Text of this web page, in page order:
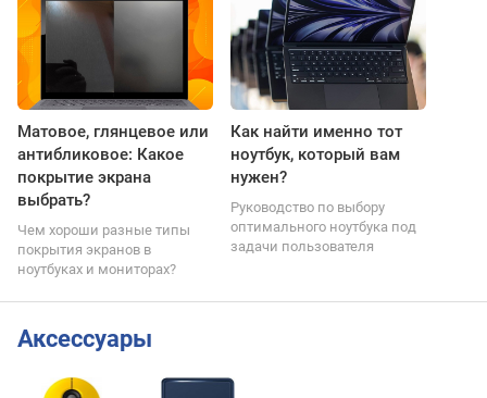
Матовое, глянцевое или
антибликовое: Какое
покрытие экрана
выбрать?
Чем хороши разные типы
покрытия экранов в
ноутбуках и мониторах?
Как найти именно тот
ноутбук, который вам
нужен?
Руководство по выбору
оптимального ноутбука под
задачи пользователя
Аксессуары